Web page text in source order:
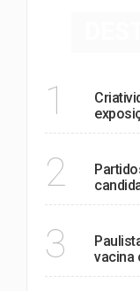
1
2
3
vacina